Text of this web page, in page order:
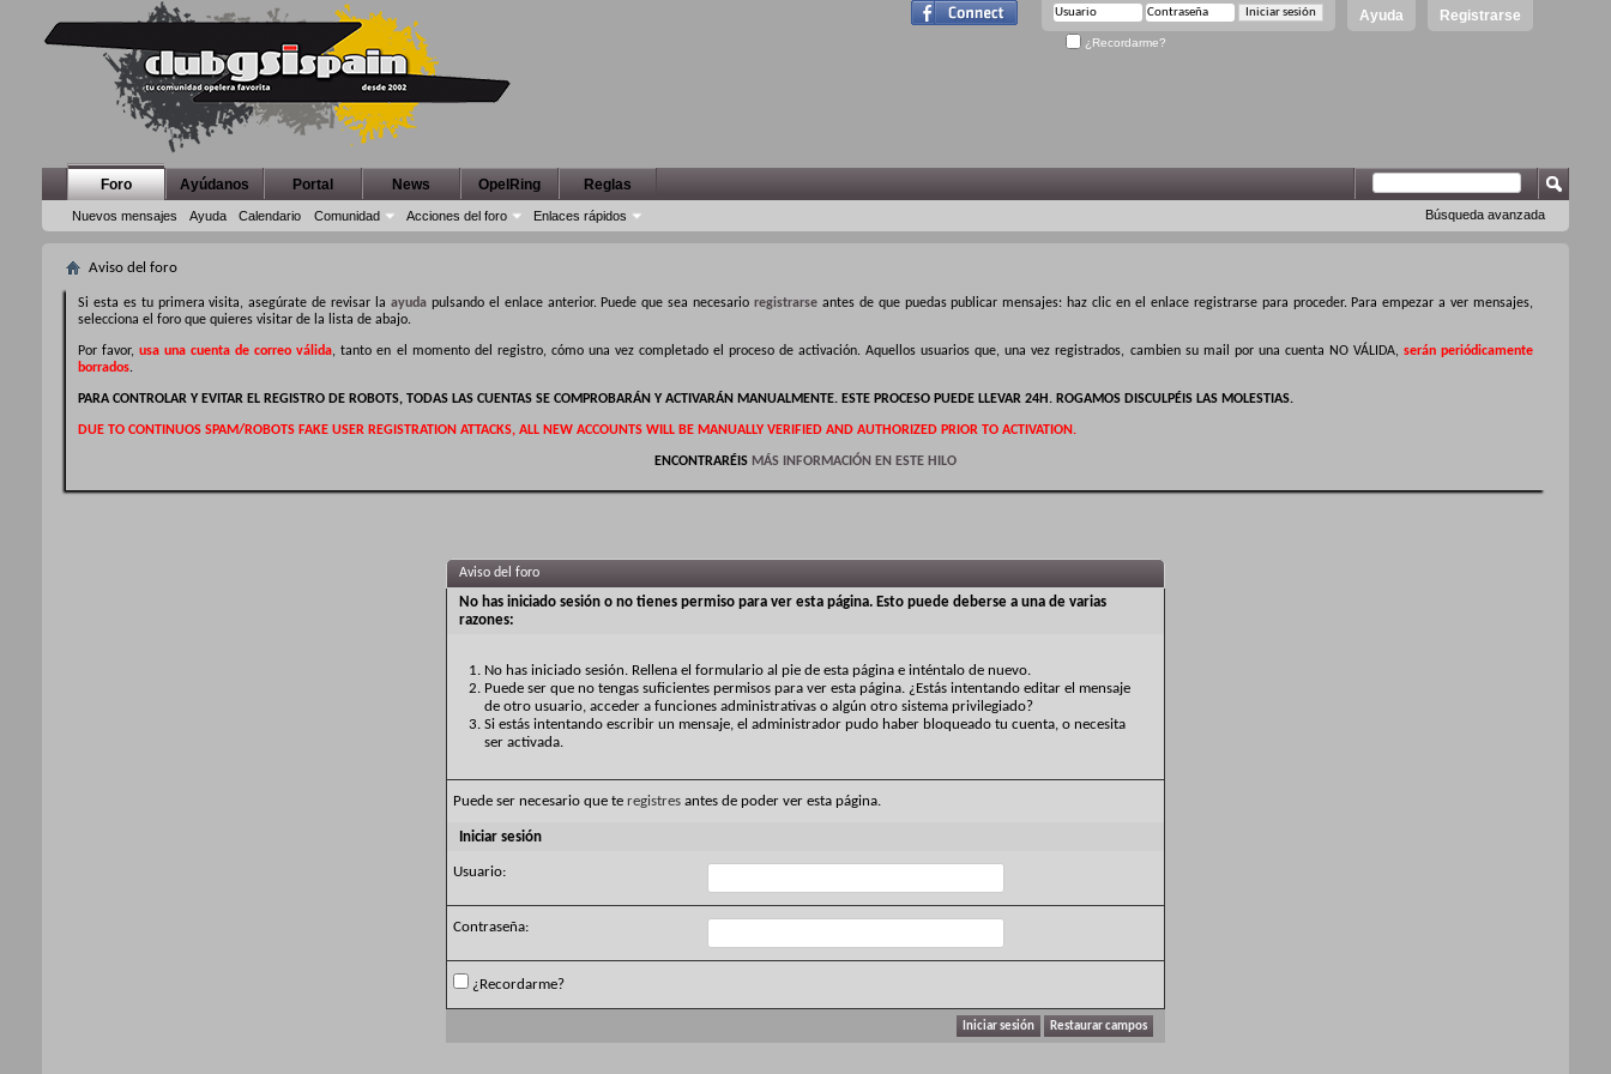
Registrarse
Ayuda
¿Recordarme?
Foro
Nuevos mensajes Ayuda Calendario Comunidad Acciones del foro Enlaces rápidos
Ayúdanos Portal News OpelRing Reglas
Búsqueda avanzada
Aviso del foro
Si esta es tu primera visita, asegúrate de revisar la ayudapulsando el enlace anterior. Puede que sea necesarioregistrarse antes de que puedas publicar mensajes: haz clic en el enlace registrarse para proceder. Para empezar a ver mensajes,
selecciona el foro que quieres visitar de la lista de abajo.
Por favor,usa una cuenta de correo válida, tanto en el momento del registro, cómo una vez completado el proceso de activación. Aquellos usuarios que, una vez registrados, cambien su mail por una cuenta NO VÁLIDA, serán periódicamente
borrados.
PARA CONTROLAR Y EVITAR EL REGISTRO DE ROBOTS, TODAS LAS CUENTAS SE COMPROBARÁN Y ACTIVARÁN MANUALMENTE. ESTE PROCESO PUEDE LLEVAR 24H. ROGAMOS DISCULPÉIS LAS MOLESTIAS.
DUE TO CONTINUOS SPAM/ROBOTS FAKE USER REGISTRATION ATTACKS, ALL NEW ACCOUNTS WILL BE MANUALLY VERIFIED AND AUTHORIZED PRIOR TO ACTIVATION.
ENCONTRARÉIS MÁS INFORMACIÓN EN ESTE HILO
Aviso del foro
No has iniciado sesión o no tienes permiso para ver esta página. Esto puede deberse a una de varias
razones:
No has iniciado sesión. Rellena el formulario al pie de esta página e inténtalo de nuevo.
Puede ser que no tengas suficientes permisos para ver esta página. ¿Estás intentando editar el mensaje
de otro usuario, acceder a funciones administrativas o algún otro sistema privilegiado?
Si estás intentando escribir un mensaje, el administrador pudo haber bloqueado tu cuenta, o necesita
ser activada.
Puede ser necesario que te registres antes de poder ver esta página.
Iniciar sesión
Usuario:
Contraseña:
¿Recordarme?